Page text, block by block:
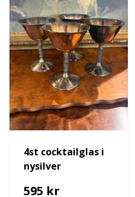
4st cocktailglas i
nysilver
595 kr